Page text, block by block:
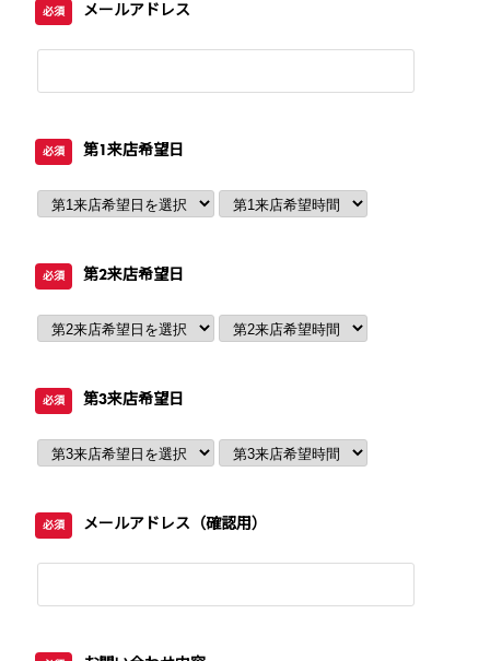
必須 メールアドレス
必須 第1来店希望日
必須 第2来店希望日
必須 第3来店希望日
必須 メールアドレス（確認用）